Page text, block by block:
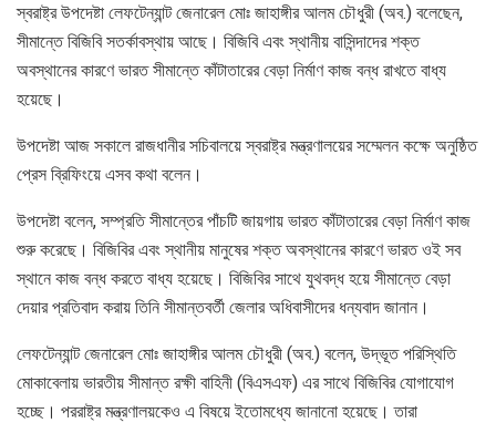
স্বরাষ্ট্র উপদেষ্টা লেফটেন্যান্ট জেনারেল মোঃ জাহাঙ্গীর আলম চৌধুরী (অব.) বলেছেন,
সীমান্তে বিজিবি সতর্কাবস্থায় আছে। বিজিবি এবং স্থানীয় বাসিন্দাদের শক্ত
অবস্থানের কারণে ভারত সীমান্তে কাঁটাতারের বেড়া নির্মাণ কাজ বন্ধ রাখতে বাধ্য
হয়েছে।
উপদেষ্টা আজ সকালে রাজধানীর সচিবালয়ে স্বরাষ্ট্র মন্ত্রণালয়ের সম্মেলন কক্ষে অনুষ্ঠিত
প্রেস ব্রিফিংয়ে এসব কথা বলেন।
উপদেষ্টা বলেন, সম্প্রতি সীমান্তের পাঁচটি জায়গায় ভারত কাঁটাতারের বেড়া নির্মাণ কাজ
শুরু করেছে। বিজিবির এবং স্থানীয় মানুষের শক্ত অবস্থানের কারণে ভারত ওই সব
স্থানে কাজ বন্ধ করতে বাধ্য হয়েছে। বিজিবির সাথে যুথবদ্ধ হয়ে সীমান্তে বেড়া
দেয়ার প্রতিবাদ করায় তিনি সীমান্তবর্তী জেলার অধিবাসীদের ধন্যবাদ জানান।
লেফটেন্যান্ট জেনারেল মোঃ জাহাঙ্গীর আলম চৌধুরী (অব.) বলেন, উদ্ভূত পরিস্থিতি
মোকাবেলায় ভারতীয় সীমান্ত রক্ষী বাহিনী (বিএসএফ) এর সাথে বিজিবির যোগাযোগ
হচ্ছে। পররাষ্ট্র মন্ত্রণালয়কেও এ বিষয়ে ইতোমধ্যে জানানো হয়েছে। তারা